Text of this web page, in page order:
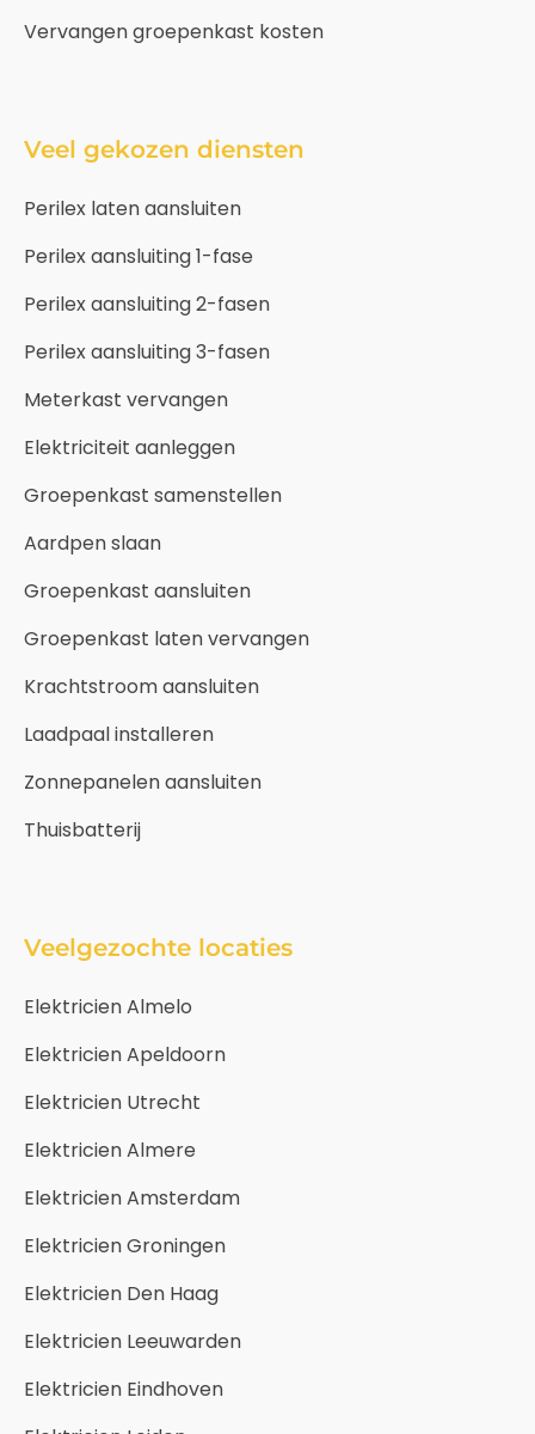
Vervangen groepenkast kosten
Veel gekozen diensten
Perilex laten aansluiten
Perilex aansluiting 1-fase
Perilex aansluiting 2-fasen
Perilex aansluiting 3-fasen
Meterkast vervangen
Elektriciteit aanleggen
Groepenkast samenstellen
Aardpen slaan
Groepenkast aansluiten
Groepenkast laten vervangen
Krachtstroom aansluiten
Laadpaal installeren
Zonnepanelen aansluiten
Thuisbatterij
Veelgezochte locaties
Elektricien Almelo
Elektricien Apeldoorn
Elektricien Utrecht
Elektricien Almere
Elektricien Amsterdam
Elektricien Groningen
Elektricien Den Haag
Elektricien Leeuwarden
Elektricien Eindhoven